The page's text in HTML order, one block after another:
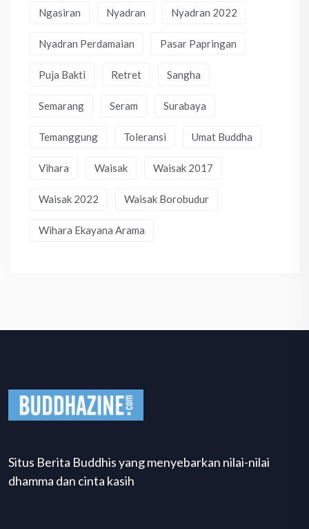
Ngasiran Nyadran Nyadran 2022
Nyadran Perdamaian Pasar Papringan
Puja Bakti Retret Sangha
Semarang Seram Surabaya
Temanggung Toleransi Umat Buddha
Vihara Waisak Waisak 2017
Waisak 2022 Waisak Borobudur
Wihara Ekayana Arama
Situs Berita Buddhis yang menyebarkan nilai-nilai
dhamma dan cinta kasih